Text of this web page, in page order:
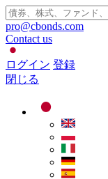
pro@cbonds.com
Contact us
ログイン 登録
閉じる